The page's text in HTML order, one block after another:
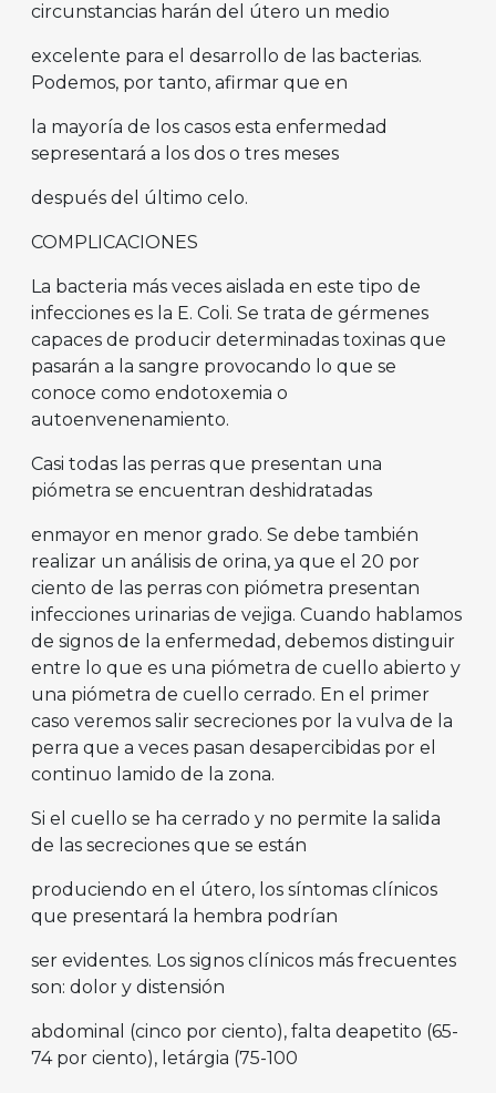
circunstancias harán del útero un medio
excelente para el desarrollo de las bacterias.
Podemos, por tanto, afirmar que en
la mayoría de los casos esta enfermedad
sepresentará a los dos o tres meses
después del último celo.
COMPLICACIONES
La bacteria más veces aislada en este tipo de
infecciones es la E. Coli. Se trata de gérmenes
capaces de producir determinadas toxinas que
pasarán a la sangre provocando lo que se
conoce como endotoxemia o
autoenvenenamiento.
Casi todas las perras que presentan una
piómetra se encuentran deshidratadas
enmayor en menor grado. Se debe también
realizar un análisis de orina, ya que el 20 por
ciento de las perras con piómetra presentan
infecciones urinarias de vejiga. Cuando hablamos
de signos de la enfermedad, debemos distinguir
entre lo que es una piómetra de cuello abierto y
una piómetra de cuello cerrado. En el primer
caso veremos salir secreciones por la vulva de la
perra que a veces pasan desapercibidas por el
continuo lamido de la zona.
Si el cuello se ha cerrado y no permite la salida
de las secreciones que se están
produciendo en el útero, los síntomas clínicos
que presentará la hembra podrían
ser evidentes. Los signos clínicos más frecuentes
son: dolor y distensión
abdominal (cinco por ciento), falta deapetito (65-
74 por ciento), letárgia (75-100